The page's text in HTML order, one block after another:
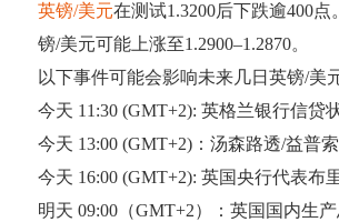
英镑/美元在测试1.3200后下跌逾400
镑/美元可能上涨至1.2900–1.2870。
以下事件可能会影响未来几日英镑/美
今天 11:30 (GMT+2): 英格兰银行信贷
今天 13:00 (GMT+2)：汤森路透/益普
今天 16:00 (GMT+2): 英国央行代表布
明天 09:00（GMT+2）：英国国内生产